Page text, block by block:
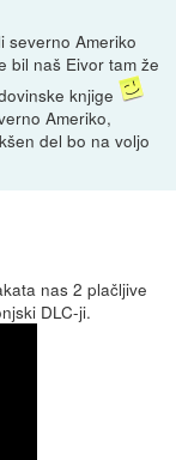
severno Ameriko
bil naš Eivor tam že
knjige
Ameriko,
del bo na voljo
nas 2 plačljive
DLC-ji.